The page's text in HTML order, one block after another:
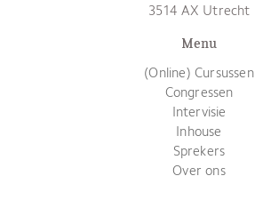
3514 AX Utrecht
Menu
(Online) Cursussen
Congressen
Intervisie
Inhouse
Sprekers
Over ons